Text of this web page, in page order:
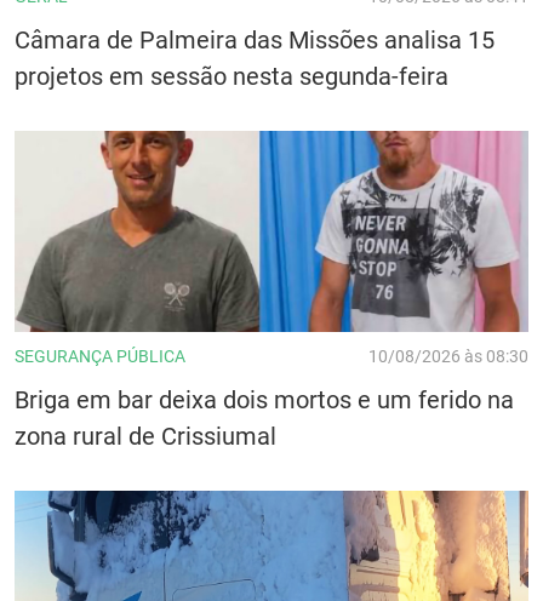
Câmara de Palmeira das Missões analisa 15
projetos em sessão nesta segunda-feira
SEGURANÇA PÚBLICA 10/08/2026 às 08:30
Briga em bar deixa dois mortos e um ferido na
zona rural de Crissiumal